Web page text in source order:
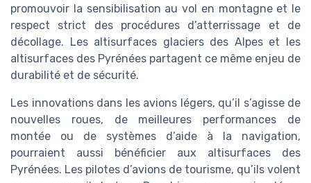
promouvoir la sensibilisation au vol en montagne et le
respect strict des procédures d’atterrissage et de
décollage. Les altisurfaces glaciers des Alpes et les
altisurfaces des Pyrénées partagent ce même enjeu de
durabilité et de sécurité.
Les innovations dans les avions légers, qu’il s’agisse de
nouvelles roues, de meilleures performances de
montée ou de systèmes d’aide à la navigation,
pourraient aussi bénéficier aux altisurfaces des
Pyrénées. Les pilotes d’avions de tourisme, qu’ils volent